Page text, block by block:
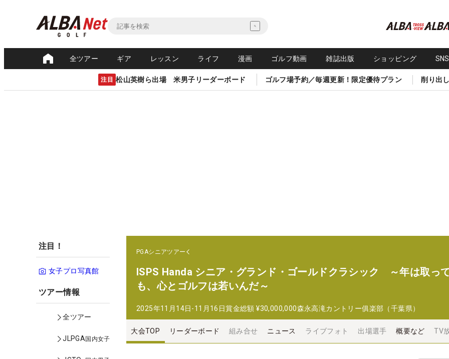
全ツアー ギア レッスン ライフ 漫画 ゴルフ動画 雑誌出版 ショッピング
注目 松山英樹ら出場 米男子リーダーボード ゴルフ場予約／毎週更新！限定優待プラン 削り出
注目！
女子プロ写真館
ツアー情報
全ツアー
JLPGA国内女子
PGAシニアツアー
ISPS Handa シニア・グランド・ゴールドクラシック ～年は取っ
も、心とゴルフは若いんだ～
2025年11月14日-11月16日賞金総額 ¥30,000,000森永高滝カントリー俱楽部（千葉県）
大会TOP リーダーボード 組み合せ ニュース ライブフォト 出場選手 概要など TV